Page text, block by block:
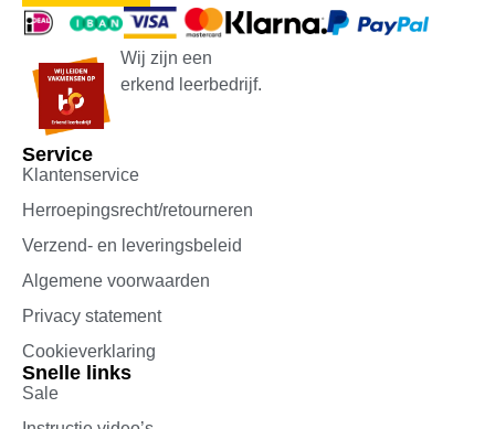
Wij zijn een
erkend leerbedrijf.
Service
Klantenservice
Herroepingsrecht/retourneren
Verzend- en leveringsbeleid
Algemene voorwaarden
Privacy statement
Cookieverklaring
Snelle links
Sale